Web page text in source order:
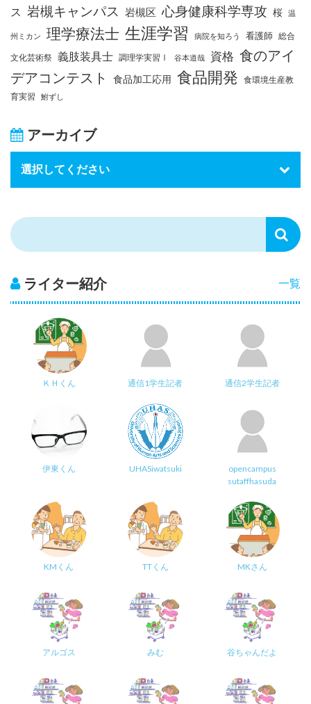
ス 岩槻キャンパス 岩槻区 心身健康科学専攻 桜 温
州ミカン 理学療法士 生涯学習 病院を知ろう 看護師 総合
文化芸術祭 義肢装具士 調理学実習Ⅰ 谷本道哉 資格 食のアイ
デアコンテスト
食品加工応用 食品開発 食環境生産教
育実習
鮒ずし
アーカイブ
一覧
ライター紹介
ＫＨくん 通信1学生記者 通信2学生記者
伊東くん UHASiwatsuki
opencampus
sutaffhasuda
KMくん TTくん MKさん
アルゴス みむ 谷ちゃんだよ